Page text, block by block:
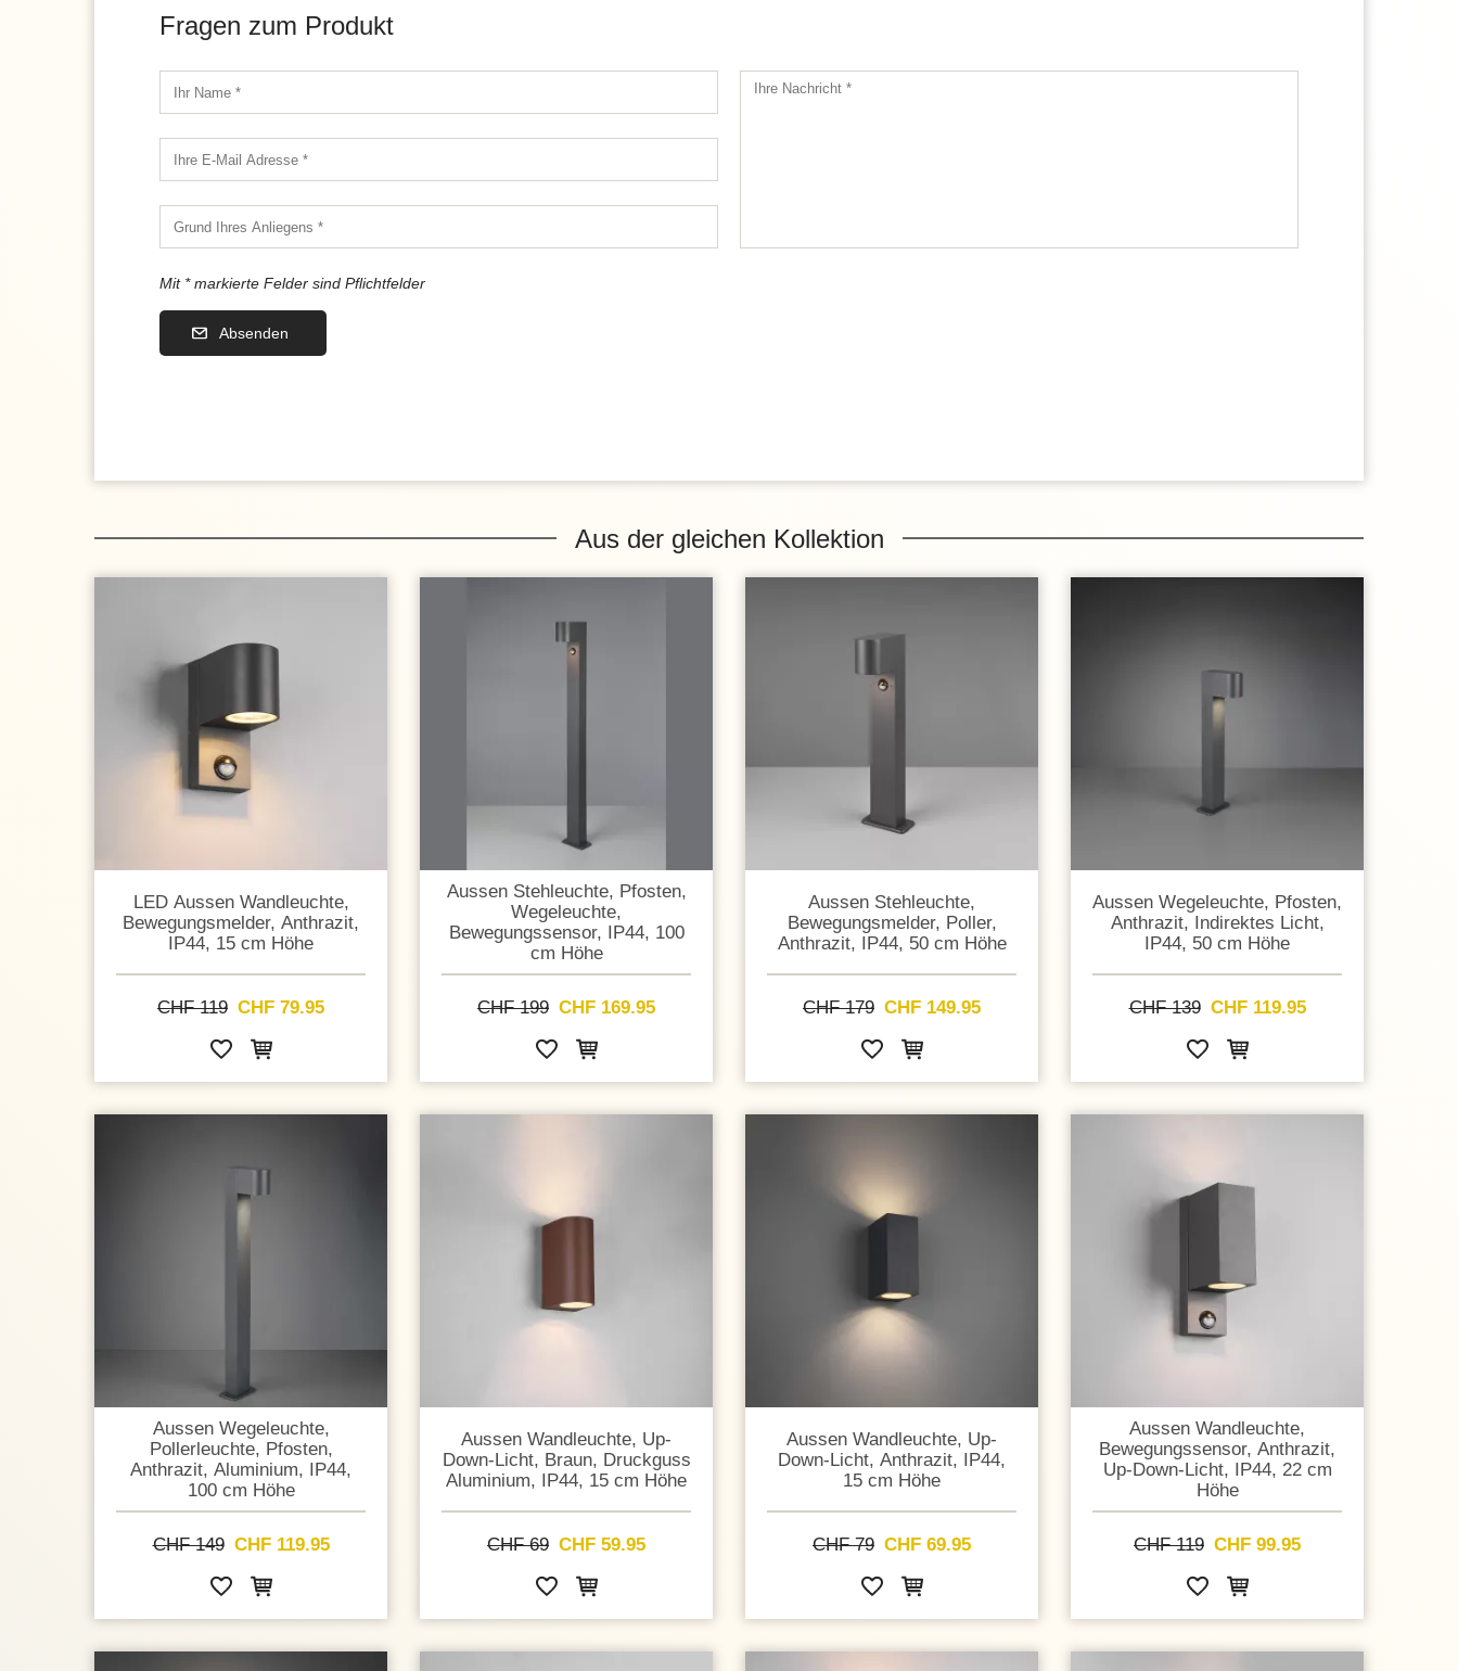
Fragen zum Produkt
Mit * markierte Felder sind Pflichtfelder
Absenden
Aus der gleichen Kollektion
LED Aussen Wandleuchte,
Bewegungsmelder, Anthrazit,
IP44, 15 cm Höhe
CHF 119 CHF 79.95
Aussen Stehleuchte, Pfosten,
Wegeleuchte,
Bewegungssensor, IP44, 100
cm Höhe
CHF 199 CHF 169.95
Aussen Stehleuchte,
Bewegungsmelder, Poller,
Anthrazit, IP44, 50 cm Höhe
CHF 179 CHF 149.95
Aussen Wegeleuchte, Pfosten,
Anthrazit, Indirektes Licht,
IP44, 50 cm Höhe
CHF 139 CHF 119.95
Aussen Wegeleuchte,
Pollerleuchte, Pfosten,
Anthrazit, Aluminium, IP44,
100 cm Höhe
CHF 149 CHF 119.95
Aussen Wandleuchte, Up-
Down-Licht, Braun, Druckguss
Aluminium, IP44, 15 cm Höhe
CHF 69 CHF 59.95
Aussen Wandleuchte, Up-
Down-Licht, Anthrazit, IP44,
15 cm Höhe
CHF 79 CHF 69.95
Aussen Wandleuchte,
Bewegungssensor, Anthrazit,
Up-Down-Licht, IP44, 22 cm
Höhe
CHF 119 CHF 99.95